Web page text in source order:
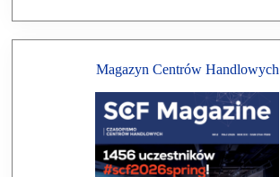
Magazyn Centrów Handlowych